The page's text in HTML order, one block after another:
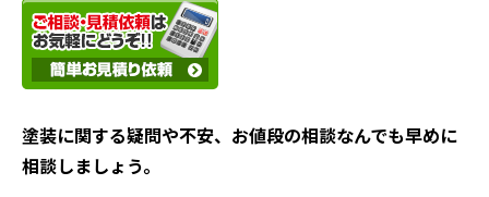
塗装に関する疑問や不安、お値段の相談なんでも早めに
相談しましょう。